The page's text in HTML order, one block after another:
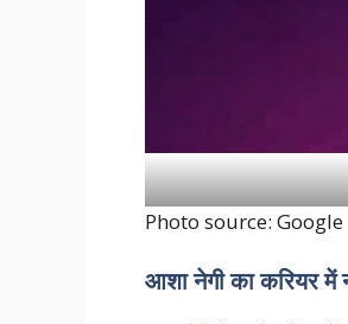
Photo source: Google
आशा नेगी का करियर में